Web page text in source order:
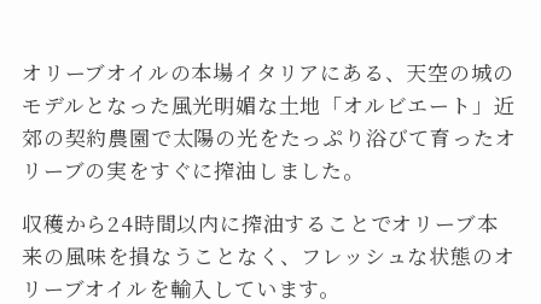
オリーブオイルの本場イタリアにある、天空の城の
モデルとなった風光明媚な土地「オルビエート」近
郊の契約農園で太陽の光をたっぷり浴びて育ったオ
リーブの実をすぐに搾油しました。
収穫から24時間以内に搾油することでオリーブ本
来の風味を損なうことなく、フレッシュな状態のオ
リーブオイルを輸入しています。